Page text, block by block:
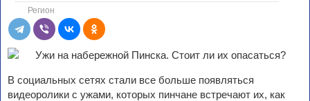
Регион
В социальных сетях стали все больше появляться
видеоролики с ужами, которых пинчане встречают их, как